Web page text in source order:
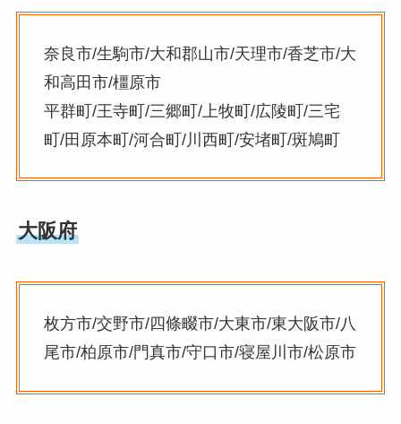
奈良市/生駒市/大和郡山市/天理市/香芝市/大
和高田市/橿原市
平群町/王寺町/三郷町/上牧町/広陵町/三宅
町/田原本町/河合町/川西町/安堵町/斑鳩町
大阪府
枚方市/交野市/四條畷市/大東市/東大阪市/八
尾市/柏原市/門真市/守口市/寝屋川市/松原市